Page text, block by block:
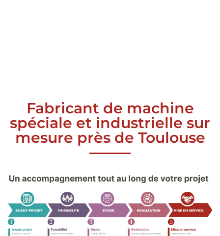
Fabricant de machine
spéciale et industrielle sur
mesure près de Toulouse